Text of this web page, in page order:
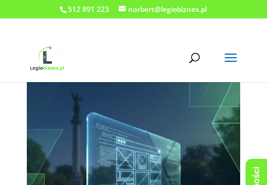
512 891 223 norbert@legiobiznes.pl